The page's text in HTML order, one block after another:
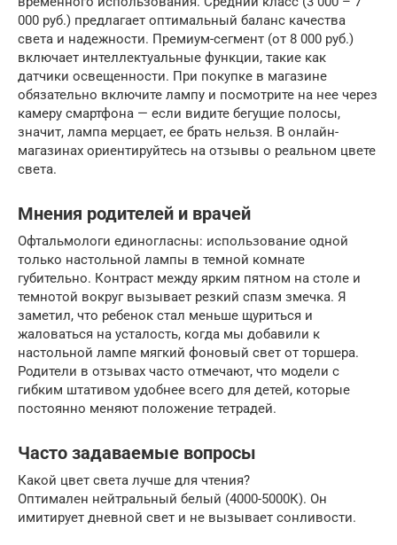
000 руб.) предлагает оптимальный баланс качества
света и надежности. Премиум-сегмент (от 8 000 руб.)
включает интеллектуальные функции, такие как
датчики освещенности. При покупке в магазине
обязательно включите лампу и посмотрите на нее через
камеру смартфона — если видите бегущие полосы,
значит, лампа мерцает, ее брать нельзя. В онлайн-
магазинах ориентируйтесь на отзывы о реальном цвете
света.
Мнения родителей и врачей
Офтальмологи единогласны: использование одной
только настольной лампы в темной комнате
губительно. Контраст между ярким пятном на столе и
темнотой вокруг вызывает резкий спазм змечка. Я
заметил, что ребенок стал меньше щуриться и
жаловаться на усталость, когда мы добавили к
настольной лампе мягкий фоновый свет от торшера.
Родители в отзывах часто отмечают, что модели с
гибким штативом удобнее всего для детей, которые
постоянно меняют положение тетрадей.
Часто задаваемые вопросы
Какой цвет света лучше для чтения?
Оптимален нейтральный белый (4000-5000К). Он
имитирует дневной свет и не вызывает сонливости.